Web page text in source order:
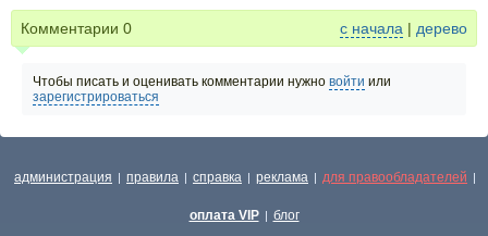
Комментарии 0 с начала | дерево
Чтобы писать и оценивать комментарии нужно войти или
зарегистрироваться
администрация | правила | справка | реклама | для правообладателей |
оплата VIP | блог